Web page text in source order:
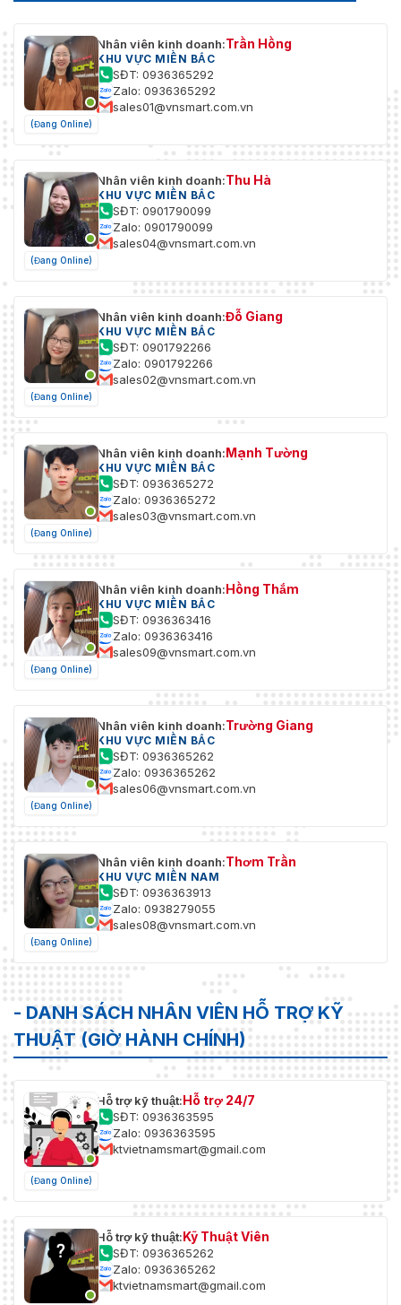
(Đang Online)
Nhân viên kinh doanh:Trần Hồng
KHU VỰC MIỀN BẮC
SĐT: 0936365292
Zalo: 0936365292
sales01@vnsmart.com.vn
(Đang Online)
Nhân viên kinh doanh:Thu Hà
KHU VỰC MIỀN BẮC
SĐT: 0901790099
Zalo: 0901790099
sales04@vnsmart.com.vn
(Đang Online)
Nhân viên kinh doanh:Đỗ Giang
KHU VỰC MIỀN BẮC
SĐT: 0901792266
Zalo: 0901792266
sales02@vnsmart.com.vn
(Đang Online)
Nhân viên kinh doanh:Mạnh Tường
KHU VỰC MIỀN BẮC
SĐT: 0936365272
Zalo: 0936365272
sales03@vnsmart.com.vn
(Đang Online)
Nhân viên kinh doanh:Hồng Thắm
KHU VỰC MIỀN BẮC
SĐT: 0936363416
Zalo: 0936363416
sales09@vnsmart.com.vn
(Đang Online)
Nhân viên kinh doanh:Trường Giang
KHU VỰC MIỀN BẮC
SĐT: 0936365262
Zalo: 0936365262
sales06@vnsmart.com.vn
(Đang Online)
Nhân viên kinh doanh:Thơm Trần
KHU VỰC MIỀN NAM
SĐT: 0936363913
Zalo: 0938279055
sales08@vnsmart.com.vn
- DANH SÁCH NHÂN VIÊN HỖ TRỢ KỸ
THUẬT (GIỜ HÀNH CHÍNH)
(Đang Online)
Hỗ trợ kỹ thuật:Hỗ trợ 24/7
SĐT: 0936363595
Zalo: 0936363595
ktvietnamsmart@gmail.com
Hỗ trợ kỹ thuật:Kỹ Thuật Viên
SĐT: 0936365262
Zalo: 0936365262
ktvietnamsmart@gmail.com